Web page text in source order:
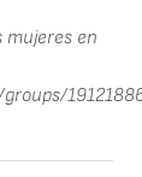
mujeres en